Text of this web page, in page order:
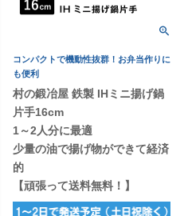
コンパクトで機動性抜群！お弁当作りに
も便利
村の鍛冶屋 鉄製 IHミニ揚げ鍋
片手16cm
1～2人分に最適
少量の油で揚げ物ができて経済
的
【頑張って送料無料！】